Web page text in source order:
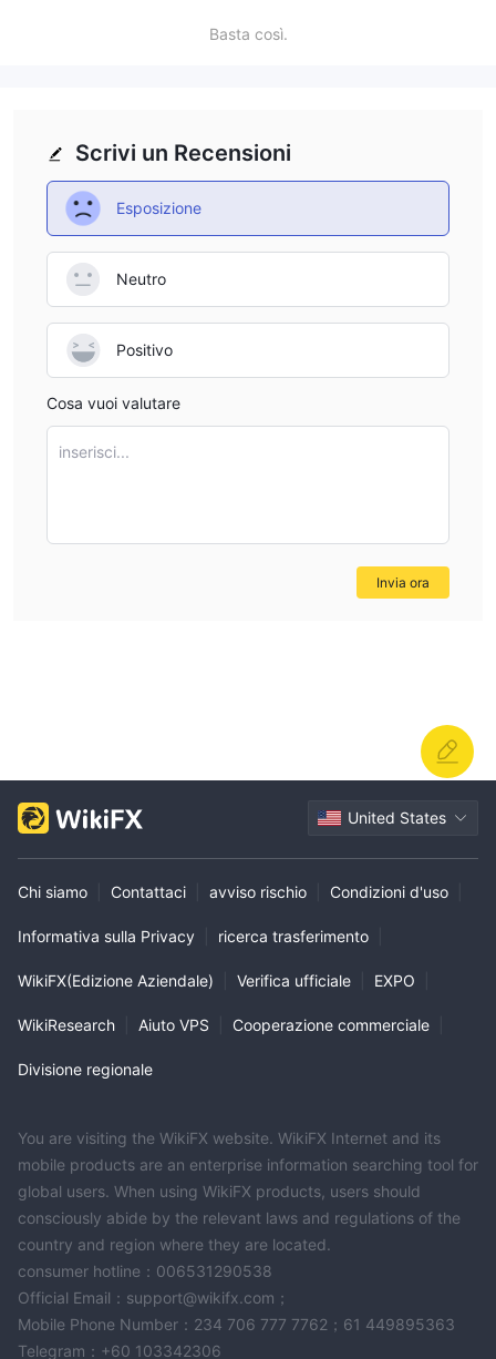
Basta così.
Scrivi un Recensioni
Esposizione
Neutro
Positivo
Cosa vuoi valutare
inserisci...
Invia ora
United States
Chi siamo Contattaci avviso rischio Condizioni d'uso
Informativa sulla Privacy ricerca trasferimento
WikiFX(Edizione Aziendale) Verifica ufficiale EXPO
WikiResearch Aiuto VPS Cooperazione commerciale
Divisione regionale
You are visiting the WikiFX website. WikiFX Internet and its
mobile products are an enterprise information searching tool for
global users. When using WikiFX products, users should
consciously abide by the relevant laws and regulations of the
country and region where they are located.
consumer hotline：006531290538
Official Email：support@wikifx.com；
Mobile Phone Number：234 706 777 7762；61 449895363
Telegram：+60 103342306